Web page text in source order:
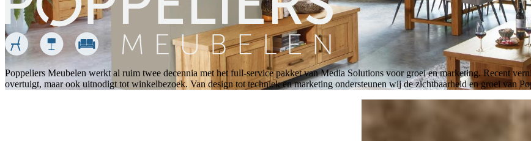
Poppeliers Meubelen werkt al ruim twee decennia met het full-service pakket van Media Solutions voor groei en marketing. Recent
overtuigt, maar ook uitnodigt tot winkelbezoek. Van design tot techniek en marketing ondersteunen wij de zichtbaarheid en groei van